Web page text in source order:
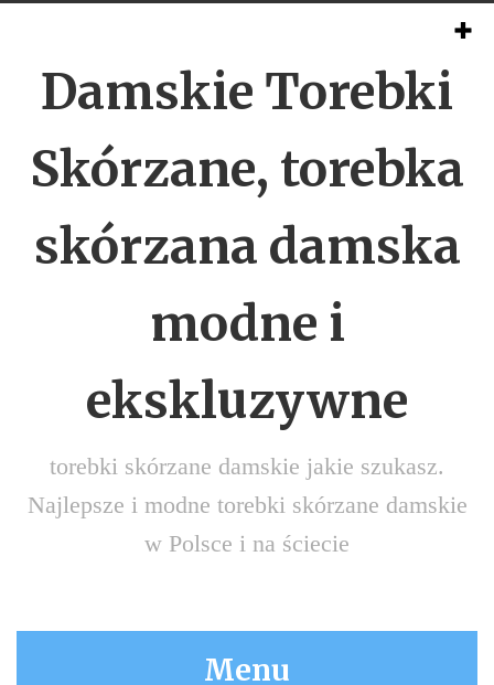
Damskie Torebki
Skórzane, torebka
skórzana damska
modne i
ekskluzywne
torebki skórzane damskie jakie szukasz.
Najlepsze i modne torebki skórzane damskie
w Polsce i na ściecie
Menu